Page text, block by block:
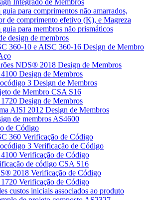
Integrado de Membros
para comprimentos não amarrados,
de comprimento efetivo (K), e Magreza
para membros não prismáticos
design de membros
360-10 e AISC 360-16 Design de Membro
NDS® 2018 Design de Membros
Design de Membros
3 Design de Membros
de Membro CSA S16
Design de Membros
AISI 2012 Design de Membros
de membros AS4600
de Código
360 Verificação de Código
3 Verificação de Código
Verificação de Código
de código CSA S16
2018 Verificação de Código
Verificação de Código
custos iniciais associados ao produto